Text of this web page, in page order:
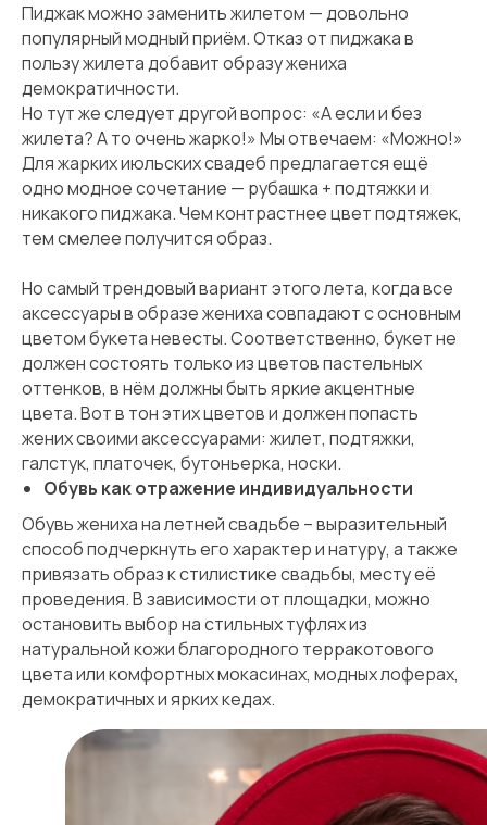
Пиджак можно заменить жилетом — довольно
популярный модный приём. Отказ от пиджака в
пользу жилета добавит образу жениха
демократичности.
Но тут же следует другой вопрос: «А если и без
жилета? А то очень жарко!» Мы отвечаем: «Можно!»
Для жарких июльских свадеб предлагается ещё
одно модное сочетание — рубашка + подтяжки и
никакого пиджака. Чем контрастнее цвет подтяжек,
тем смелее получится образ.
Но самый трендовый вариант этого лета, когда все
аксессуары в образе жениха совпадают с основным
цветом букета невесты. Соответственно, букет не
должен состоять только из цветов пастельных
оттенков, в нём должны быть яркие акцентные
цвета. Вот в тон этих цветов и должен попасть
жених своими аксессуарами: жилет, подтяжки,
галстук, платочек, бутоньерка, носки.
Обувь как отражение индивидуальности
Обувь жениха на летней свадьбе – выразительный
способ подчеркнуть его характер и натуру, а также
привязать образ к стилистике свадьбы, месту её
проведения. В зависимости от площадки, можно
остановить выбор на стильных туфлях из
натуральной кожи благородного терракотового
цвета или комфортных мокасинах, модных лоферах,
демократичных и ярких кедах.